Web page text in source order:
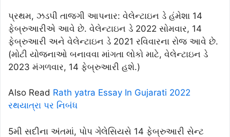
પ્રથમ, ઝડપી તાજગી આપનાર: વેલેન્ટાઇન ડે હંમેશા 14
ફેબ્રુઆરીએ આવે છે. વેલેન્ટાઇન ડે 2022 સોમવાર, 14
ફેબ્રુઆરી અને વેલેન્ટાઇન ડે 2021 રવિવારના રોજ આવે છે.
(મોટી યોજનાઓ બનાવવા માંગતા લોકો માટે, વેલેન્ટાઇન ડે
2023 મંગળવાર, 14 ફેબ્રુઆરી હશે.)
Also Read Rath yatra Essay In Gujarati 2022
રથયાત્રા પર નિબંધ
5મી સદીના અંતમાં, પોપ ગેલેસિયસે 14 ફેબ્રુઆરી સેન્ટ